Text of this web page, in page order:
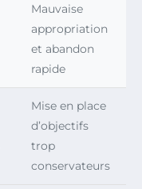
Mauvaise
appropriation
et abandon
rapide
Mise en place
d’objectifs
trop
conservateurs